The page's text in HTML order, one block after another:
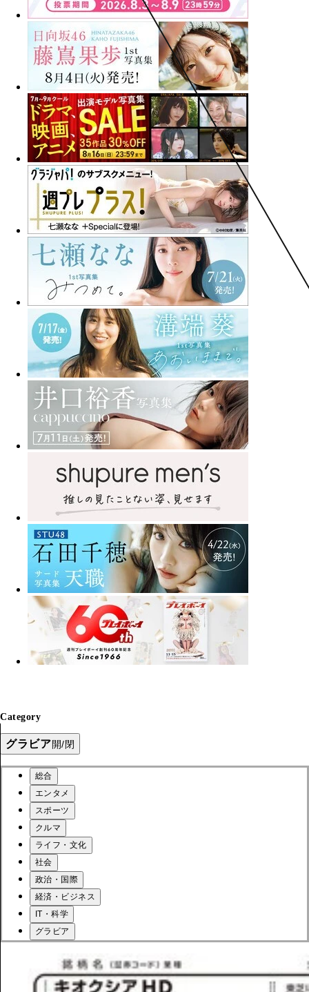
Category
グラビア開/閉
総合
エンタメ
スポーツ
クルマ
ライフ・文化
社会
政治・国際
経済・ビジネス
IT・科学
グラビア